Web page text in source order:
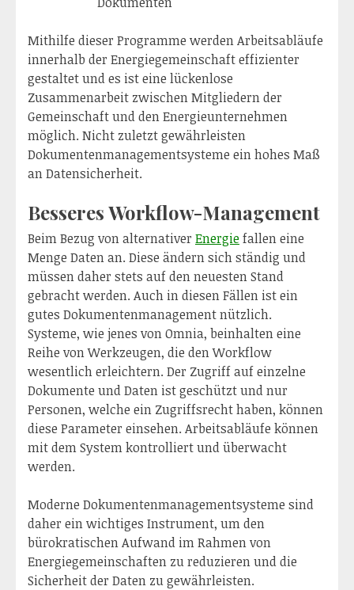
Mithilfe dieser Programme werden Arbeitsabläufe
innerhalb der Energiegemeinschaft effizienter
gestaltet und es ist eine lückenlose
Zusammenarbeit zwischen Mitgliedern der
Gemeinschaft und den Energieunternehmen
möglich. Nicht zuletzt gewährleisten
Dokumentenmanagementsysteme ein hohes Maß
an Datensicherheit.
Besseres Workflow-Management
Beim Bezug von alternativer Energiefallen eine
Menge Daten an. Diese ändern sich ständig und
müssen daher stets auf den neuesten Stand
gebracht werden. Auch in diesen Fällen ist ein
gutes Dokumentenmanagement nützlich.
Systeme, wie jenes von Omnia, beinhalten eine
Reihe von Werkzeugen, die den Workflow
wesentlich erleichtern. Der Zugriff auf einzelne
Dokumente und Daten ist geschützt und nur
Personen, welche ein Zugriffsrecht haben, können
diese Parameter einsehen. Arbeitsabläufe können
mit dem System kontrolliert und überwacht
werden.
Moderne Dokumentenmanagementsysteme sind
daher ein wichtiges Instrument, um den
bürokratischen Aufwand im Rahmen von
Energiegemeinschaften zu reduzieren und die
Sicherheit der Daten zu gewährleisten.